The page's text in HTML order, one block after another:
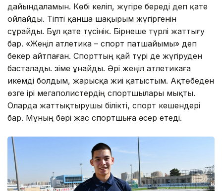
дайындаламын. Көбі келіп, жүгіре береді деп қате
ойлайды. Тіпті қанша шақырым жүгіргенін
сұрайды. Бұл қате түсінік. Бірнеше түрлі жаттығу
бар. «Жеңіл атлетика – спорт патшайымы» деп
бекер айтпаған. Спорттың қай түрі де жүгіруден
басталады. Өзіме ұнайды. Әрі жеңіл атлетикаға
икемді болдым, жарысқа жиі қатыстым. Ақтөбеден
өзге ірі мегаполистердің спортшылары мықты.
Оларда жаттықтырушы білікті, спорт кешендері
бар. Мұның бәрі жас спортшыға әсер етеді.